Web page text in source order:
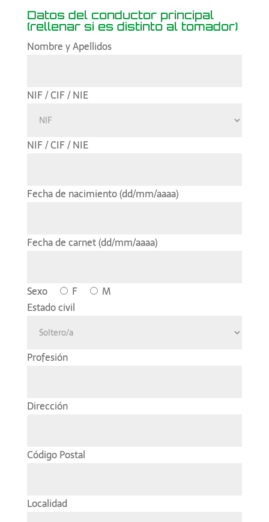
Datos del conductor principal
(rellenar si es distinto al tomador)
Nombre y Apellidos
NIF / CIF / NIE
NIF / CIF / NIE
Fecha de nacimiento (dd/mm/aaaa)
Fecha de carnet (dd/mm/aaaa)
Sexo F
M
Estado civil
Profesión
Dirección
Código Postal
Localidad